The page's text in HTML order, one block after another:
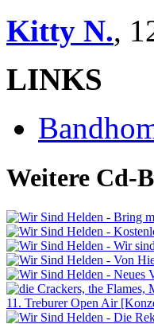
Kitty N.,
LINKS
Weitere Cd-